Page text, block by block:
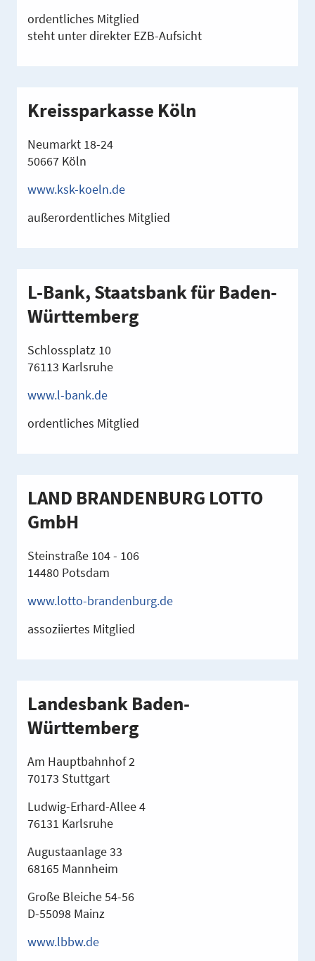
ordentliches Mitglied
steht unter direkter EZB-Aufsicht
Kreissparkasse Köln
Neumarkt 18-24
50667 Köln
www.ksk-koeln.de
außerordentliches Mitglied
L-Bank, Staatsbank für Baden-
Württemberg
Schlossplatz 10
76113 Karlsruhe
www.l-bank.de
ordentliches Mitglied
LAND BRANDENBURG LOTTO
GmbH
Steinstraße 104 - 106
14480 Potsdam
www.lotto-brandenburg.de
assoziiertes Mitglied
Landesbank Baden-
Württemberg
Am Hauptbahnhof 2
70173 Stuttgart
Ludwig-Erhard-Allee 4
76131 Karlsruhe
Augustaanlage 33
68165 Mannheim
Große Bleiche 54-56
D-55098 Mainz
www.lbbw.de